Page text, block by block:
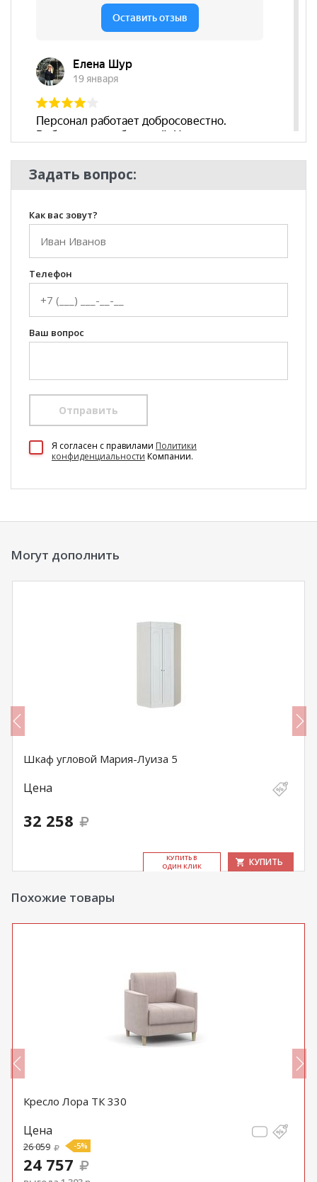
Задать вопрос:
Как вас зовут?
Телефон
Ваш вопрос
Отправить
Я согласен c правилами Политики
конфиденциальности Компании.
Могут дополнить
Шкаф угловой Мария-Луиза 5
Цена
32 258
КУ­ПИТЬ В
ОДИН КЛИК
КУПИТЬ
Похожие товары
Кресло Лора ТК 330
Цена
26 059 -5%
24 757